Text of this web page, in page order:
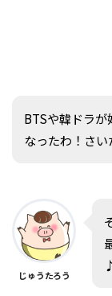
BTSや韓ドラが
なったわ！さ
じゅうたろう